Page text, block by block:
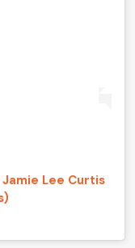
Lee Curtis